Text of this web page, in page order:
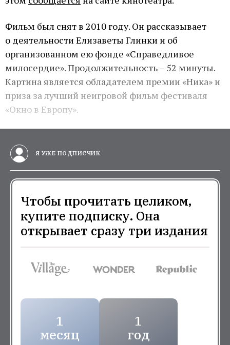
Фильм был снят в 2010 году. Он рассказывает
о деятельности Елизаветы Глинки и об
организованном ею фонде «Справедливое
милосердие». Продолжительность – 52 минуты.
Картина является обладателем премии «Ника» и
приза за лучший неигровой фильм фестиваля
«Окно в Европу».
Я УЖЕ ПОДПИСЧИК
Чтобы прочитать целиком,
купите подписку. Она
открывает сразу три издания
1
месяц
1
год